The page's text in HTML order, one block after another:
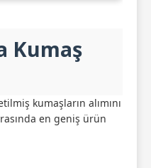
Kumaş
kumaşların alımını
en geniş ürün